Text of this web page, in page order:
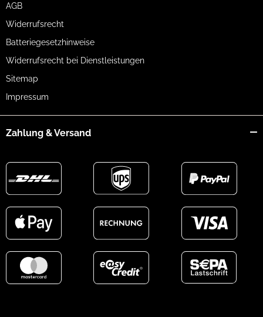
AGB
Widerrufsrecht
Batteriegesetzhinweise
Widerrufsrecht bei Dienstleistungen
Sitemap
Impressum
Zahlung & Versand